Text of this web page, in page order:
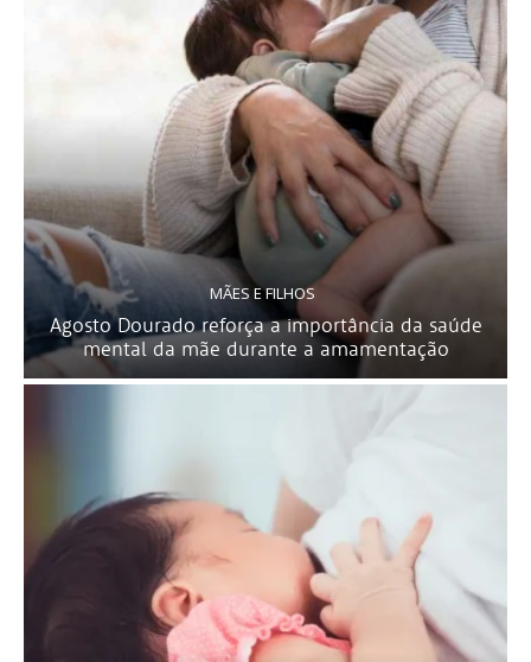
MÃES E FILHOS
Agosto Dourado reforça a importância da saúde
mental da mãe durante a amamentação